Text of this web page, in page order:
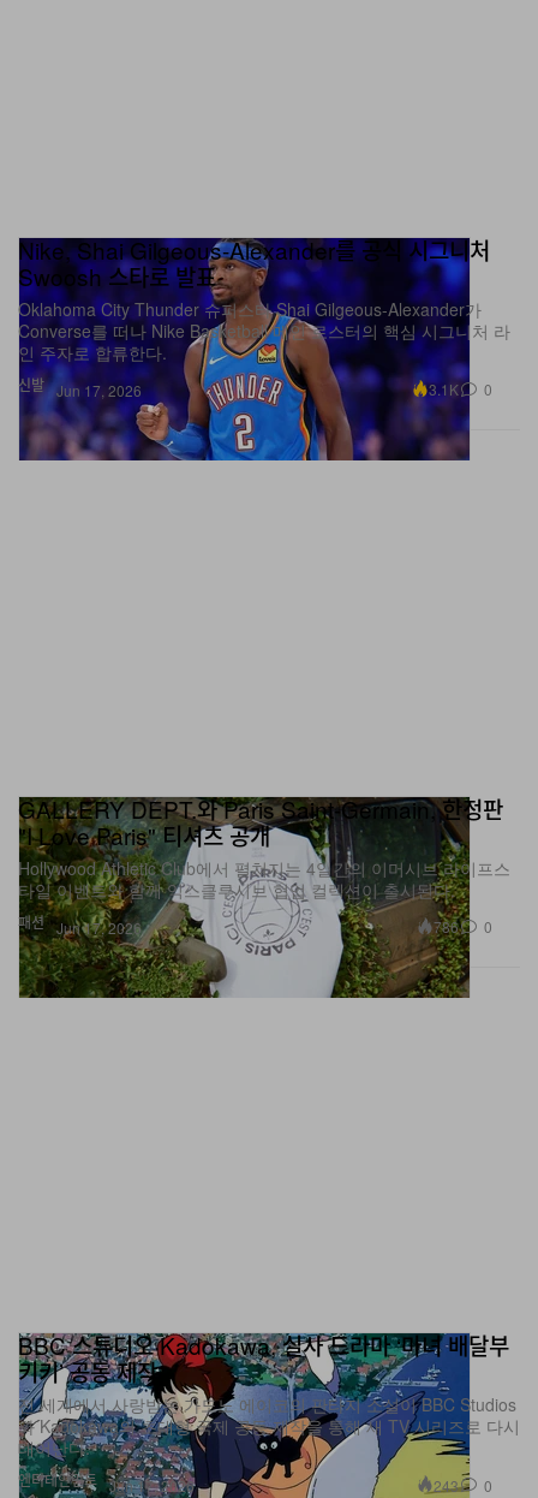
신발
Nike, Shai Gilgeous-Alexander를 공식 시그니처
Swoosh 스타로 발표
Oklahoma City Thunder 슈퍼스타 Shai Gilgeous-Alexander가
Converse를 떠나 Nike Basketball 메인 로스터의 핵심 시그니처 라
인 주자로 합류한다.
Jun 17, 2026 3.1K 0
패션
GALLERY DEPT.와 Paris Saint-Germain, 한정판
"I Love Paris" 티셔츠 공개
Hollywood Athletic Club에서 펼쳐지는 4일간의 이머시브 라이프스
타일 이벤트와 함께 익스클루시브 협업 컬렉션이 출시된다.
Jun 17, 2026 786 0
엔터테인먼트
BBC 스튜디오·Kadokawa, 실사 드라마 ‘마녀 배달부
키키’ 공동 제작
전 세계에서 사랑받는 가도노 에이코의 판타지 소설이 BBC Studios
와 Kadokawa의 초대형 국제 공동 제작을 통해 새 TV 시리즈로 다시
태어난다.
Jun 17, 2026 243 0